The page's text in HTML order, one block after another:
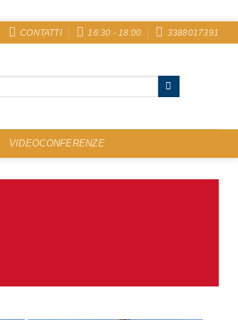
CONTATTI 16:30 - 18:00 3388017391
VIDEOCONFERENZE